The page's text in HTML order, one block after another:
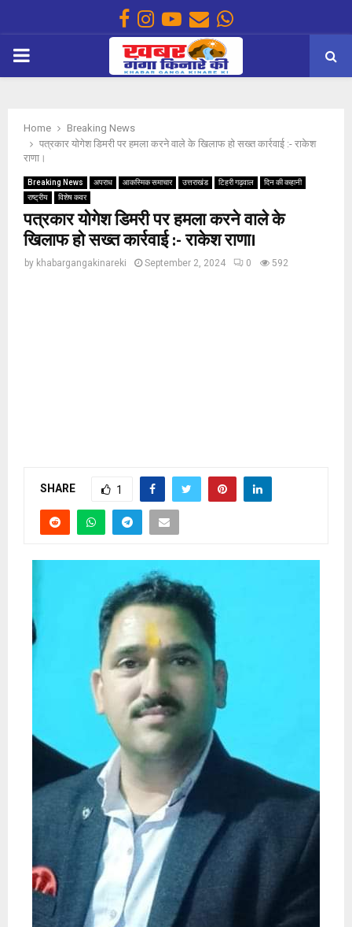
Facebook
Instagram
Youtube
EmailWhatsapp
PRIMARY
Home
Breaking News
पत्रकार योगेश डिमरी पर हमला करने वाले के खिलाफ हो सख्त कार्रवाई :- राकेश
राणा।
Breaking News अपराध आकस्मिक समाचार उत्तराखंड टिहरी गढ़वाल
दिन की कहानी
राष्ट्रीय
विशेष कवर
पत्रकार योगेश डिमरी पर हमला करने वाले के
खिलाफ हो सख्त कार्रवाई :- राकेश राणा।
by khabargangakinareki September 2, 2024 0 592
SHARE 1